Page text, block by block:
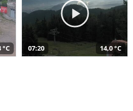
°C 07:20 14,0 °C